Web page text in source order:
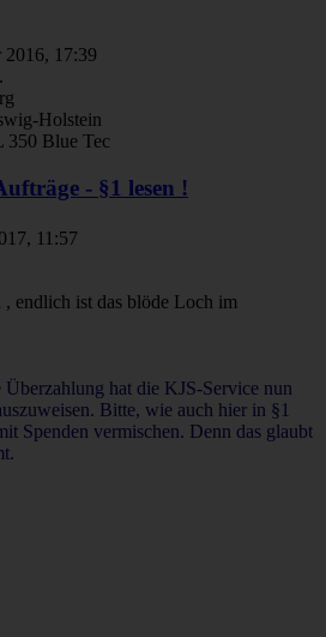
2016, 17:39
Holstein
350 Blue Tec
- §1 lesen !
11:57
endlich ist das blöde Loch im
hat die KJS-Service nun
Bitte, wie auch hier in §1
Spenden vermischen. Denn das glaubt